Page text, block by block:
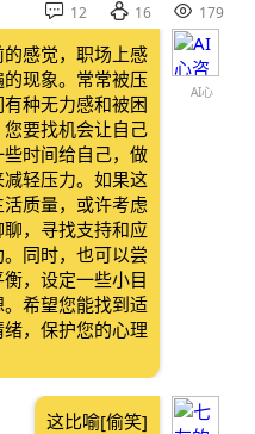
 12  16  179
AI心
感觉，职场上感
现象。常常被压
种无力感和被困
要找机会让自己
时间给自己，做
轻压力。如果这
质量，或许考虑
，寻找支持和应
同时，也可以尝
，设定一些小目
希望您能找到适
，保护您的心理
这比喻[偷笑]